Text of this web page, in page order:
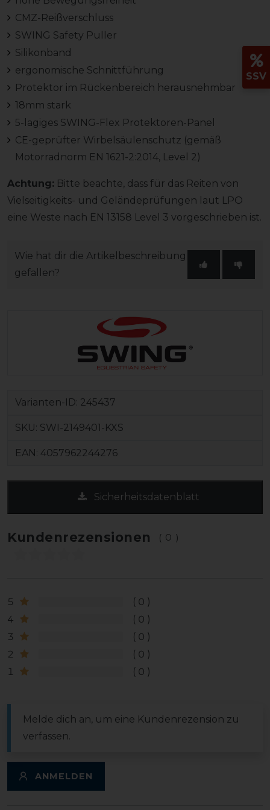
CMZ-Reißverschluss
SWING Safety Puller
Silikonband
ergonomische Schnittführung
Protektor im Rückenbereich herausnehmbar
18mm stark
5-lagiges SWING-Flex Protektoren-Panel
CE-geprüfter Wirbelsäulenschutz (gemäß
Motorradnorm EN 1621-2:2014, Level 2)
Achtung: Bitte beachte, dass für das Reiten von
Vielseitigkeits- und Geländeprüfungen laut LPO
eine Weste nach EN 13158 Level 3 vorgeschrieben ist.
Wie hat dir die Artikelbeschreibung
gefallen?
Varianten-ID: 245437
SKU: SWI-2149401-KXS
EAN: 4057962244276
Sicherheitsdatenblatt
Kundenrezensionen (0)
5
0
4
0
3
0
2
0
1
0
Melde dich an, um eine Kundenrezension zu
verfassen.
ANMELDEN
SSV